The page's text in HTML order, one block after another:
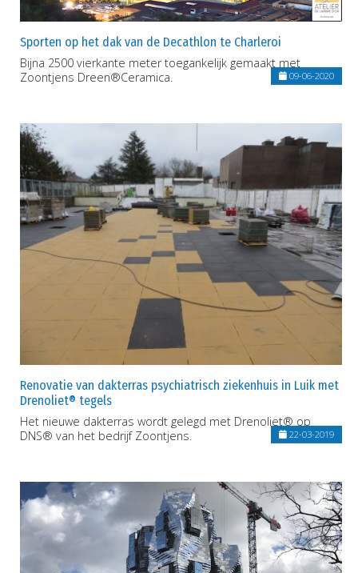
Sporten op het dak van de Decathlon te Charleroi
Bijna 2500 vierkante meter toegankelijk gemaakt met
Zoontjens Dreen®Ceramica.
09-06-2020
Renovatie van dakterras psychiatrisch ziekenhuis in Luik met
Drenoliet® tegels
Het nieuwe dakterras wordt gelegd met Drenoliet® op
DNS® van het bedrijf Zoontjens.
22-03-2019